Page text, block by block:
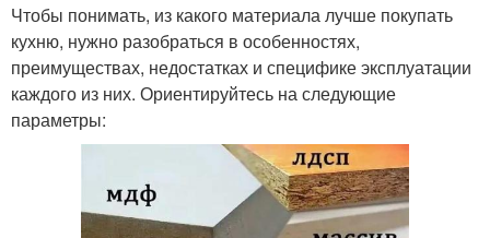
Чтобы понимать, из какого материала лучше покупать
кухню, нужно разобраться в особенностях,
преимуществах, недостатках и специфике эксплуатации
каждого из них. Ориентируйтесь на следующие
параметры: